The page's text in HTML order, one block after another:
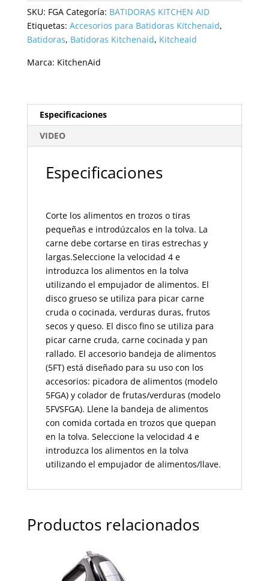
SKU: FGA Categoría: BATIDORAS KITCHEN AID
Etiquetas: Accesorios para Batidoras Kitchenaid,
Batidoras, Batidoras Kitchenaid, Kitcheaid
Marca: KitchenAid
Especificaciones
VIDEO
Especificaciones
Corte los alimentos en trozos o tiras
pequeñas e introdúzcalos en la tolva. La
carne debe cortarse en tiras estrechas y
largas.Seleccione la velocidad 4 e
introduzca los alimentos en la tolva
utilizando el empujador de alimentos. El
disco grueso se utiliza para picar carne
cruda o cocinada, verduras duras, frutos
secos y queso. El disco fino se utiliza para
picar carne cruda, carne cocinada y pan
rallado. El accesorio bandeja de alimentos
(5FT) está diseñado para su uso con los
accesorios: picadora de alimentos (modelo
5FGA) y colador de frutas/verduras (modelo
5FVSFGA). Llene la bandeja de alimentos
con comida cortada en trozos que quepan
en la tolva. Seleccione la velocidad 4 e
introduzca los alimentos en la tolva
utilizando el empujador de alimentos/llave.
Productos relacionados